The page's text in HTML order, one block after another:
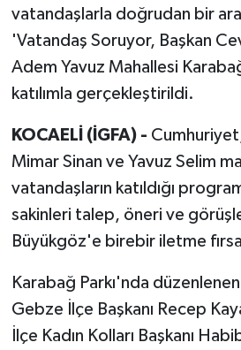
vatandaşlarla doğrudan bir
'Vatandaş Soruyor, Başkan
Adem Yavuz Mahallesi
katılımla gerçekleştirildi.
KOCAELİ (İGFA) -
Mimar Sinan ve Yavuz Selim
vatandaşların katıldığı
sakinleri talep, öneri ve
Büyükgöz'e birebir iletme
Karabağ Parkı'nda
Gebze İlçe Başkanı Recep
İlçe Kadın Kolları Başkanı